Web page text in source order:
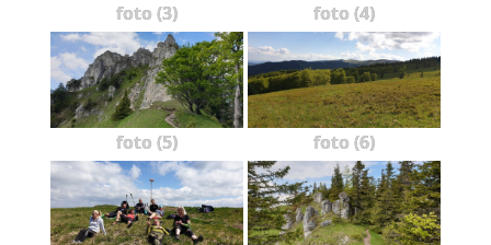
foto (3) foto (4)
foto (5) foto (6)